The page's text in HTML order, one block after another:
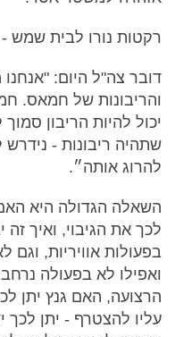
רקטות נורו לבית
דובר צה"ל היום:
והריבונות של חמאס.
יכול להיות הריבון
שתהיה ריבונות -
להרוג אותה״.
השאלה הגדולה היא
לכך את הגיבוי, ואיך
בפעולות אוויריות,
ואפילו לא בפעולה
הרצועה, האם גנץ יתן
עליו להצטרף - יתן לכך